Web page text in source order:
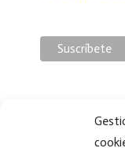
Al enviar este formulario,